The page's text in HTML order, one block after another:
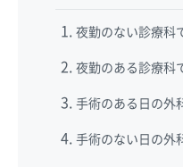
夜勤のない診療科
夜勤のある診療科
手術のある日の外
手術のない日の外